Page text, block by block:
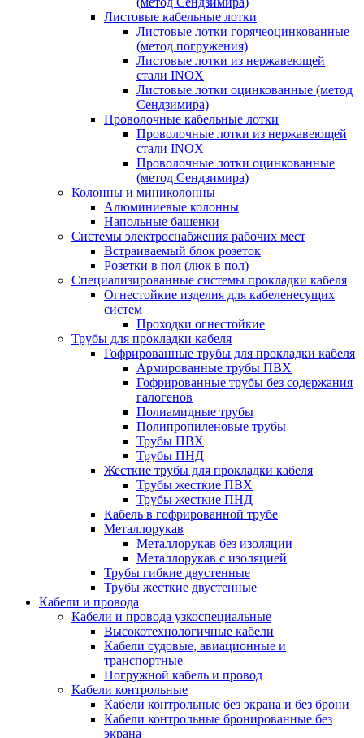
Листовые кабельные лотки
Листовые лотки горячеоцинкованные
(метод погружения)
Листовые лотки из нержавеющей
стали INOX
Листовые лотки оцинкованные (метод
Сендзимира)
Проволочные кабельные лотки
Проволочные лотки из нержавеющей
стали INOX
Проволочные лотки оцинкованные
(метод Сендзимира)
Колонны и миниколонны
Алюминиевые колонны
Напольные башенки
Системы электроснабжения рабочих мест
Встраиваемый блок розеток
Розетки в пол (люк в пол)
Специализированные системы прокладки кабеля
Огнестойкие изделия для кабеленесущих
систем
Проходки огнестойкие
Трубы для прокладки кабеля
Гофрированные трубы для прокладки кабеля
Армированные трубы ПВХ
Гофрированные трубы без содержания
галогенов
Полиамидные трубы
Полипропиленовые трубы
Трубы ПВХ
Трубы ПНД
Жесткие трубы для прокладки кабеля
Трубы жесткие ПВХ
Трубы жесткие ПНД
Кабель в гофрированной трубе
Металлорукав
Металлорукав без изоляции
Металлорукав с изоляцией
Трубы гибкие двустенные
Трубы жесткие двустенные
Кабели и провода
Кабели и провода узкоспециальные
Высокотехнологичные кабели
Кабели судовые, авиационные и
транспортные
Погружной кабель и провод
Кабели контрольные
Кабели контрольные без экрана и без брони
Кабели контрольные бронированные без
экрана